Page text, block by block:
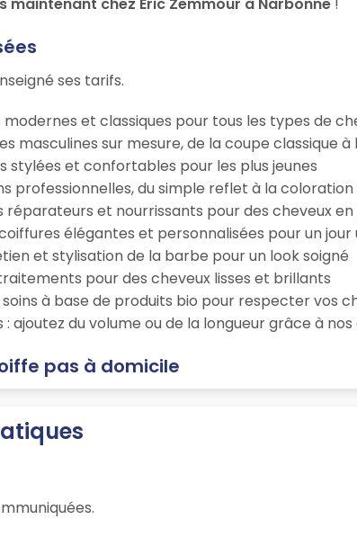
maintenant chez Eric Zemmour à Narbonne !
ses tarifs.
et classiques pour tous les types de
masculines sur mesure, de la coupe classique
stylées et confortables pour les plus jeunes
professionnelles, du simple reflet à la
réparateurs et nourrissants pour des cheveux
élégantes et personnalisées pour un jour
et stylisation de la barbe pour un look soigné
pour des cheveux lisses et brillants
à base de produits bio pour respecter vos
: ajoutez du volume ou de la longueur grâce à
pas à domicile